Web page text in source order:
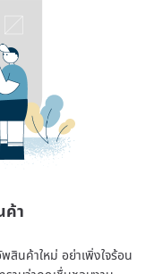
ค้า
สินค้าใหม่ อย่าเพิ่งใจร้อน